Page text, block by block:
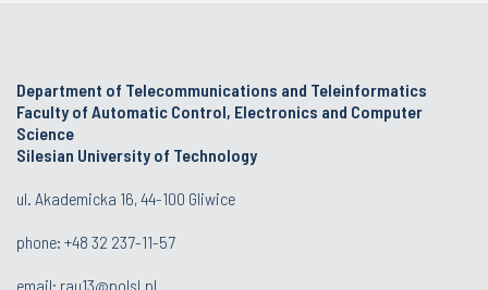
Department of Telecommunications and Teleinformatics
Faculty of Automatic Control, Electronics and Computer
Science
Silesian University of Technology
ul. Akademicka 16, 44-100 Gliwice
phone: +48 32 237-11-57
email: rau13@polsl.pl